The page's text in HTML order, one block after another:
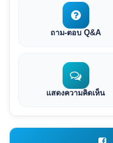
ถาม-ตอบ Q&A
แสดงความคิดเห็น